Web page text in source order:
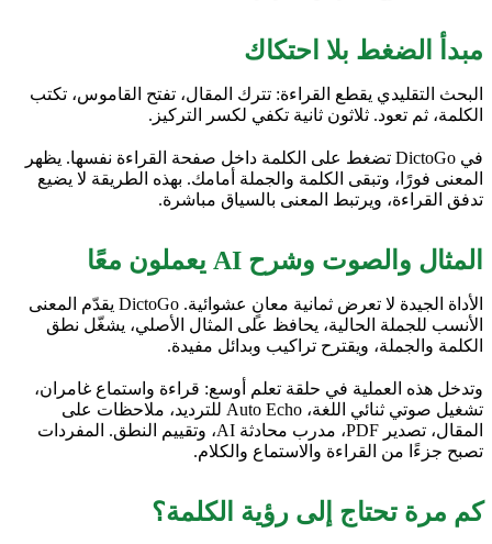
مبدأ الضغط بلا احتكاك
البحث التقليدي يقطع القراءة: تترك المقال، تفتح القاموس، تكتب
الكلمة، ثم تعود. ثلاثون ثانية تكفي لكسر التركيز.
في DictoGo تضغط على الكلمة داخل صفحة القراءة نفسها. يظهر
المعنى فورًا، وتبقى الكلمة والجملة أمامك. بهذه الطريقة لا يضيع
تدفق القراءة، ويرتبط المعنى بالسياق مباشرة.
المثال والصوت وشرح AI يعملون معًا
الأداة الجيدة لا تعرض ثمانية معانٍ عشوائية. DictoGo يقدّم المعنى
الأنسب للجملة الحالية، يحافظ على المثال الأصلي، يشغّل نطق
الكلمة والجملة، ويقترح تراكيب وبدائل مفيدة.
وتدخل هذه العملية في حلقة تعلم أوسع: قراءة واستماع غامران،
تشغيل صوتي ثنائي اللغة، Auto Echo للترديد، ملاحظات على
المقال، تصدير PDF، مدرب محادثة AI، وتقييم النطق. المفردات
تصبح جزءًا من القراءة والاستماع والكلام.
كم مرة تحتاج إلى رؤية الكلمة؟